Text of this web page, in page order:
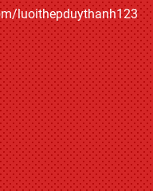
luoithepduythanh123